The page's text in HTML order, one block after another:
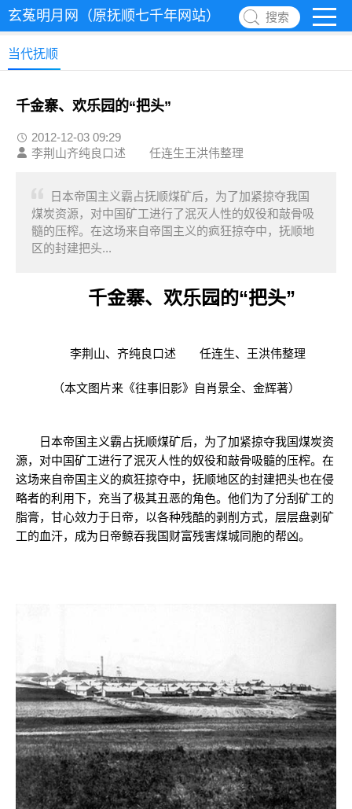
玄菟明月网（原抚顺七千年网站） 搜索
当代抚顺
千金寨、欢乐园的“把头”
2012-12-03 09:29
李荆山齐纯良口述 任连生王洪伟整理
日本帝国主义霸占抚顺煤矿后，为了加紧掠夺我国
煤炭资源，对中国矿工进行了泯灭人性的奴役和敲骨吸
髓的压榨。在这场来自帝国主义的疯狂掠夺中，抚顺地
区的封建把头...
千金寨、欢乐园的“把头”
李荆山、齐纯良口述 任连生、王洪伟整理
（本文图片来《往事旧影》自肖景全、金辉著）
日本帝国主义霸占抚顺煤矿后，为了加紧掠夺我国煤炭资
源，对中国矿工进行了泯灭人性的奴役和敲骨吸髓的压榨。在
这场来自帝国主义的疯狂掠夺中，抚顺地区的封建把头也在侵
略者的利用下，充当了极其丑恶的角色。他们为了分刮矿工的
脂膏，甘心效力于日帝，以各种残酷的剥削方式，层层盘剥矿
工的血汗，成为日帝鲸吞我国财富残害煤城同胞的帮凶。